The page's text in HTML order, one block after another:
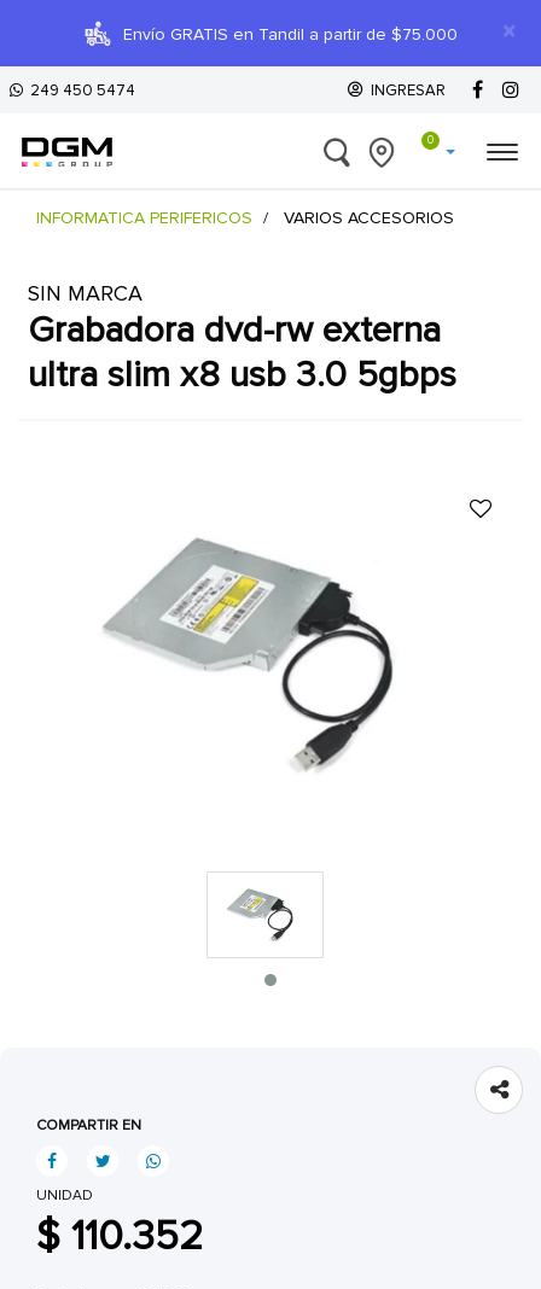
×
Envío GRATIS en Tandil a partir de $75.000
249 450 5474 INGRESAR
0
INFORMATICA PERIFERICOS VARIOS ACCESORIOS
SIN MARCA
grabadora dvd-rw externa
ultra slim x8 usb 3.0 5gbps
COMPARTIR EN
UNIDAD
$ 110.352